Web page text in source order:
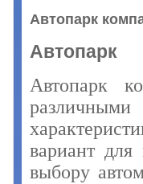
Автопарк
Автопарк
Автопарк
вариант для
выбору